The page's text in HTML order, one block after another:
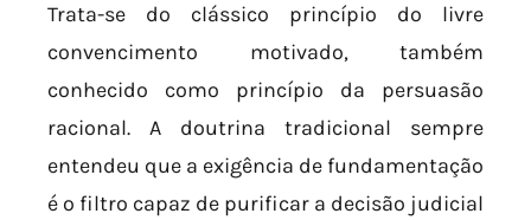
Trata-se do clássico princípio do livre
convencimento motivado, também
conhecido como princípio da persuasão
racional. A doutrina tradicional sempre
entendeu que a exigência de fundamentação
é o filtro capaz de purificar a decisão judicial